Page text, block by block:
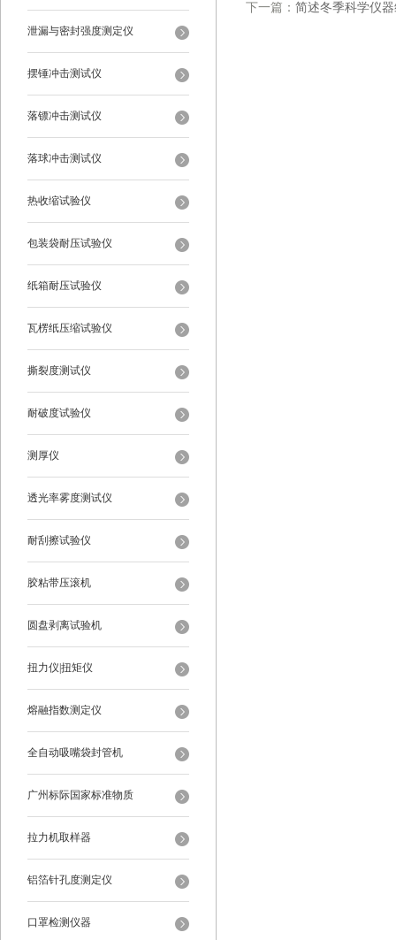
泄漏与密封强度测定仪
摆锤冲击测试仪
落镖冲击测试仪
落球冲击测试仪
热收缩试验仪
包装袋耐压试验仪
纸箱耐压试验仪
瓦楞纸压缩试验仪
撕裂度测试仪
耐破度试验仪
测厚仪
透光率雾度测试仪
耐刮擦试验仪
胶粘带压滚机
圆盘剥离试验机
扭力仪|扭矩仪
熔融指数测定仪
全自动吸嘴袋封管机
广州标际国家标准物质
拉力机取样器
铝箔针孔度测定仪
口罩检测仪器
下一篇： 简述冬季科学仪